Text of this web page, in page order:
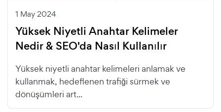
1 May 2024
Yüksek Niyetli Anahtar Kelimeler
Nedir & SEO'da Nasıl Kullanılır
Yüksek niyetli anahtar kelimeleri anlamak ve
kullanmak, hedeflenen trafiği sürmek ve
dönüşümleri art...